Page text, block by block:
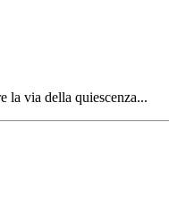
la via della quiescenza...